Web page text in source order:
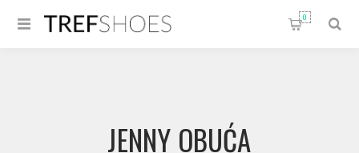
0
JENNY OBUĆA